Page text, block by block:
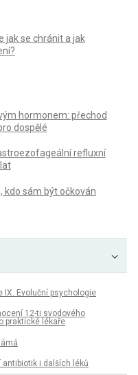
jak se chránit a jak
hormonem: přechod
dospělé
refluxní
kdo sám být očkován
IX. Evoluční psychologie
12-ti svodového
praktické lékaře
antibiotik i dalších léků